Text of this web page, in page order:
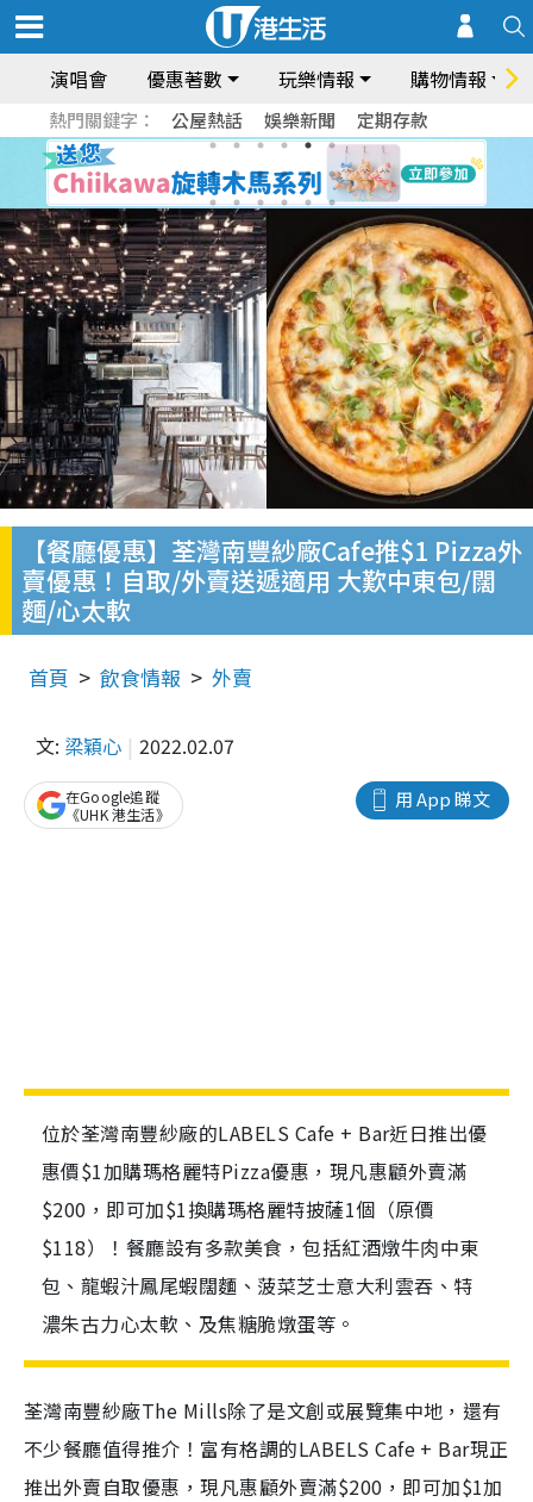
演唱會 優惠著數 玩樂情報 購物情報
熱門關鍵字： 公屋熱話 娛樂新聞 定期存款
【餐廳優惠】荃灣南豐紗廠Cafe推$1 Pizza外
賣優惠！自取/外賣送遞適用 大歎中東包/闊
麵/⼼太軟
首頁 飲食情報 外賣
文: 梁穎心 2022.02.07
用 App 睇文
在Google追蹤
《UHK 港生活》
位於荃灣南豐紗廠的LABELS Cafe + Bar近日推出優
惠價$1加購瑪格麗特Pizza優惠，現凡惠顧外賣滿
$200，即可加$1換購瑪格麗特披薩1個（原價
$118）！餐廳設有多款美食，包括紅酒燉⽜⾁中東
包、龍蝦汁鳳尾蝦闊麵、菠菜芝士意大利雲吞、特
濃朱古⼒⼼太軟、及焦糖脆燉蛋等。
荃灣南豐紗廠The Mills除了是文創或展覽集中地，還有
不少餐廳值得推介！富有格調的LABELS Cafe + Bar現正
推出外賣自取優惠，現凡惠顧外賣滿$200，即可加$1加